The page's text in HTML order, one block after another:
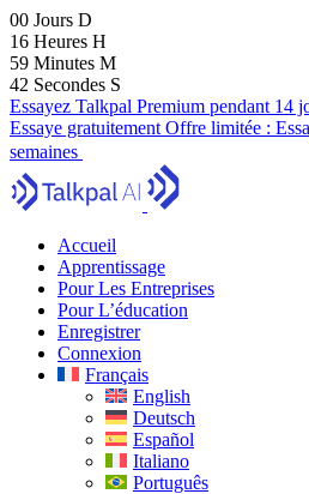
00 Jours D
16 Heures H
59 Minutes M
41 Secondes S
Essayez Talkpal Premium pendant 14
Essaye gratuitement Offre limitée :
semaines
Accueil
Apprentissage
Pour Les Entreprises
Pour L’éducation
Enregistrer
Connexion
Français
English
Deutsch
Español
Italiano
Português